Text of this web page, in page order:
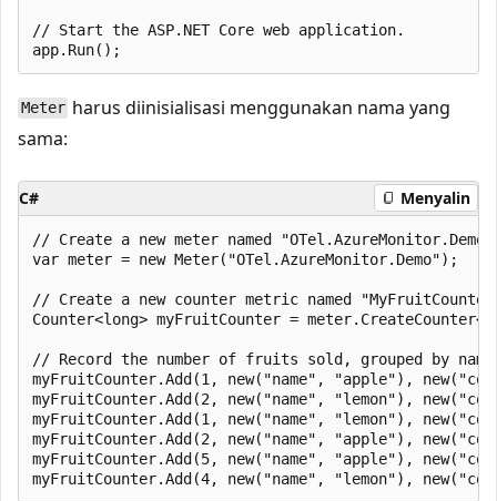
// Start the ASP.NET Core web application.
Meter harus diinisialisasi menggunakan nama yang
sama:
C# Menyalin
// Create a new meter named
var meter = new Meter("OTel.AzureMonitor.Demo");
// Create a new counter metric named
Counter<long> myFruitCounter =
// Record the number of fruits sold, grouped by
myFruitCounter.Add(1, new("name", "apple"),
myFruitCounter.Add(2, new("name", "lemon"),
myFruitCounter.Add(1, new("name", "lemon"),
myFruitCounter.Add(2, new("name", "apple"),
myFruitCounter.Add(5, new("name", "apple"),